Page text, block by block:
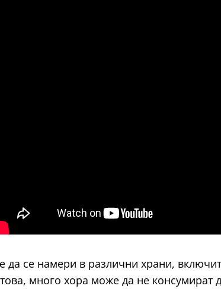
да се намери в различни храни,
много хора може да не